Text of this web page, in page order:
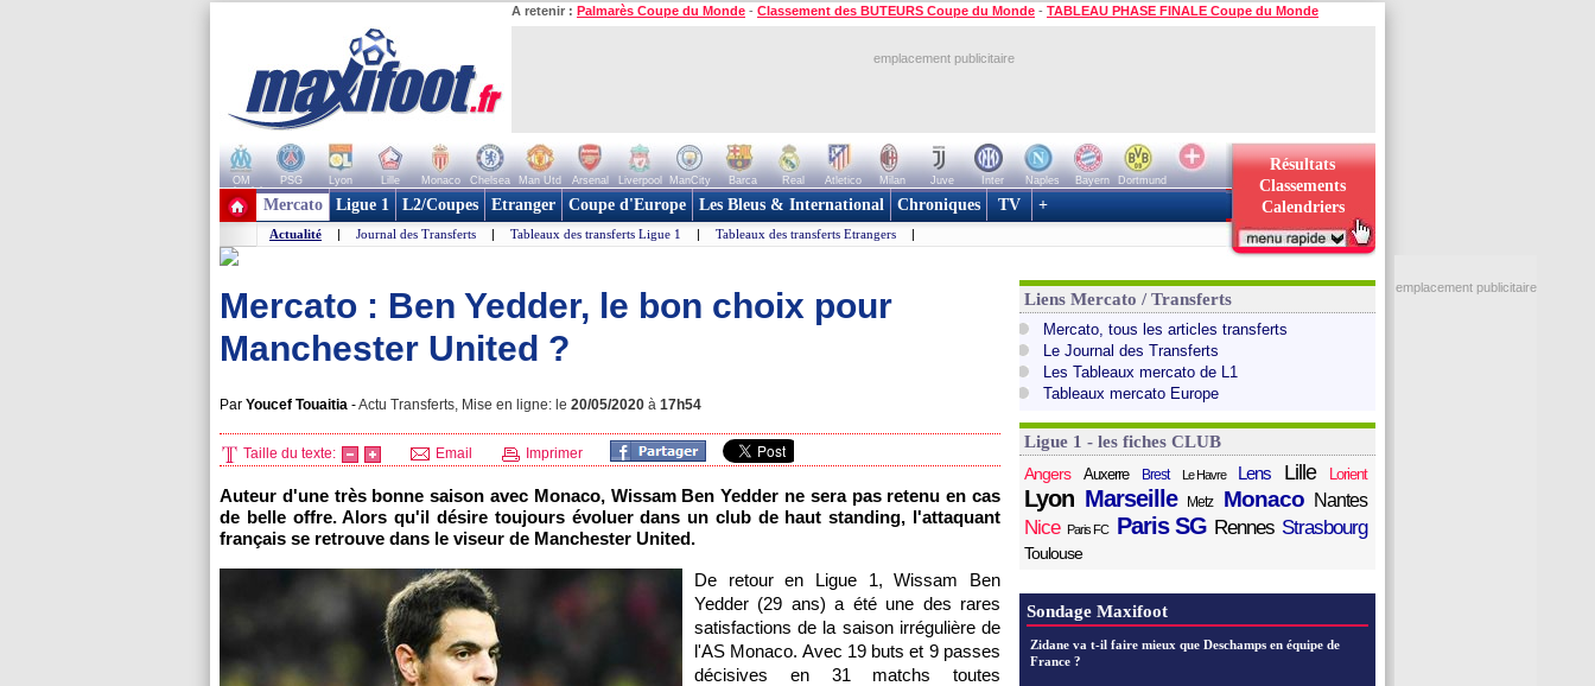
A retenir : Palmarès Coupe du Monde - Classement des BUTEURS Coupe du Monde - TABLEAU PHASE FINALE Coupe du Monde
emplacement publicitaire
OM PSG Lyon Lille Monaco Chelsea Man Utd Arsenal Liverpool ManCity Barca Real Atletico Milan Juve Inter Naples Bayern
Dortmund
+ de clubs
Résultats
Classements
Calendriers
Mercato Ligue 1 L2/Coupes Etranger Coupe d'Europe Les Bleus & International Chroniques TV +
Actualité | Journal des Transferts | Tableaux des transferts Ligue 1 | Tableaux des transferts Etrangers |
Mercato : Ben Yedder, le bon choix pour
Manchester United ?
Par Youcef Touaitia -Actu Transferts, Mise en ligne: le 20/05/2020 à 17h54
Taille du texte: Email Imprimer
Auteur d'une très bonne saison avec Monaco, Wissam Ben Yedder ne sera pas retenu en cas
de belle offre. Alors qu'il désire toujours évoluer dans un club de haut standing, l'attaquant
français se retrouve dans le viseur de Manchester United.
De retour en Ligue 1, Wissam Ben
Yedder (29 ans) a été une des rares
satisfactions de la saison irrégulière de
l'AS Monaco. Avec 19 buts et 9 passes
décisives en 31 matchs toutes
Liens Mercato / Transferts
Mercato, tous les articles transferts
Le Journal des Transferts
Les Tableaux mercato de L1
Tableaux mercato Europe
Ligue 1 - les fiches CLUB
Angers
Auxerre Brest Le Havre Lens Lille Lorient
Lyon Marseille Metz Monaco Nantes
Nice Paris FC Paris SG Rennes Strasbourg
Toulouse
Sondage Maxifoot
Zidane va t-il faire mieux que Deschamps en équipe de
France ?
emplacement publicitaire